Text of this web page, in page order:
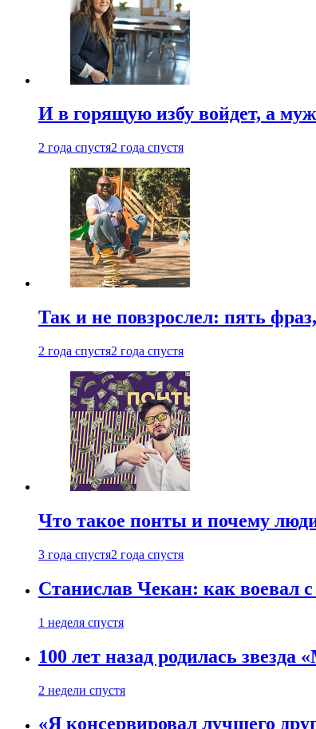
И в горящую избу войдет, а
2 года спустя2 года спустя
Так и не повзрослел: пять
2 года спустя2 года спустя
Что такое понты и почему
3 года спустя2 года спустя
Станислав Чекан: как воевал
1 неделя спустя
100 лет назад родилась
2 недели спустя
«Я консервировал лучшего